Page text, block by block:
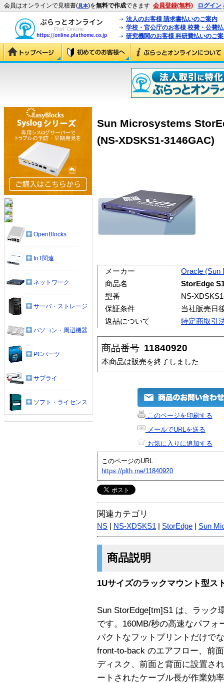
会員はオンラインで見積書(見本)を無料で作成できます 会員登録(無料) ログイン
法人のお客様 請求書払いのご案内
学校・官公庁のお客様 校費・公費
研究機関のお客様 科研費払いのご
Sun Microsystems
(NS-XDSKS1-3146GAC)
メーカー
Oracle (Sun
商品名
StorEdge
型番
NS-
保証条件
当社販売日
返品について
特定商取引
商品番号 11840920
本商品は販売を終了しました
このページを印刷する
メールでURLを送る
お気に入りに追加する
このページのURL
https://plth.me/11840920
関連カテゴリ
NS NS-XDSKS1 StorEdge Sun
商品説明
1Uサイズのラックマウント型ス
Sun StorEdge[tm]S1 は、ラック
です。160MB/秒の高速なパフ
パクトなフットプリントだけで
front-to-back のエアフロー、前
ディスク、前面と背面に設置さ
ートされたケーブル長が作業効
OpenBlocks
IoT関連
ネットワーク
サーバ・ストレージ
パソコン・周辺機器
PCパーツ
サプライ
ソフト・ライセンス